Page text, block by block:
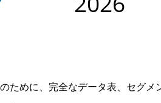
ために、 完全なデータ表、セグメ